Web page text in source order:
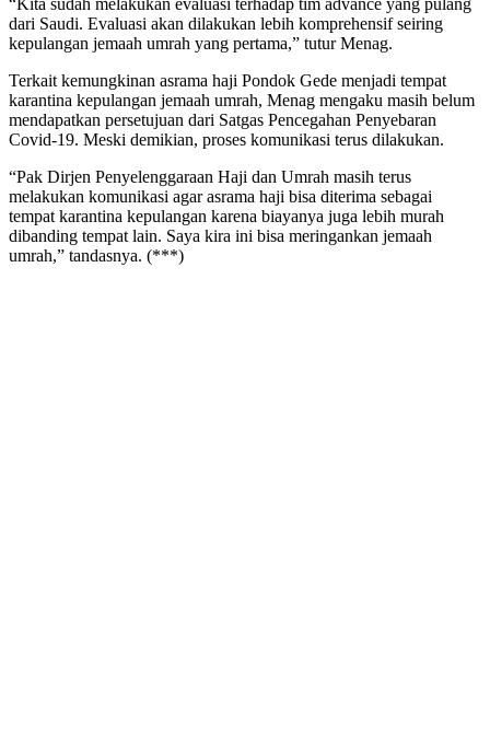
“Kita sudah melakukan evaluasi terhadap tim advance yang pulang
dari Saudi. Evaluasi akan dilakukan lebih komprehensif seiring
kepulangan jemaah umrah yang pertama,” tutur Menag.
Terkait kemungkinan asrama haji Pondok Gede menjadi tempat
karantina kepulangan jemaah umrah, Menag mengaku masih belum
mendapatkan persetujuan dari Satgas Pencegahan Penyebaran
Covid-19. Meski demikian, proses komunikasi terus dilakukan.
“Pak Dirjen Penyelenggaraan Haji dan Umrah masih terus
melakukan komunikasi agar asrama haji bisa diterima sebagai
tempat karantina kepulangan karena biayanya juga lebih murah
dibanding tempat lain. Saya kira ini bisa meringankan jemaah
umrah,” tandasnya. (***)